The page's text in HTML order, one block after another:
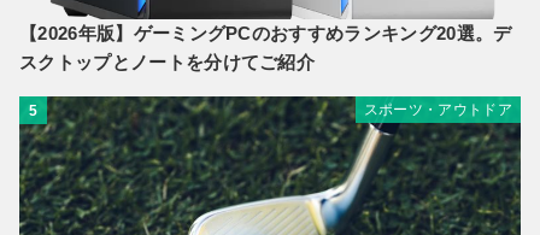
【2026年版】ゲーミングPCのおすすめランキング20選。デ
スクトップとノートを分けてご紹介
5 スポーツ・アウトドア